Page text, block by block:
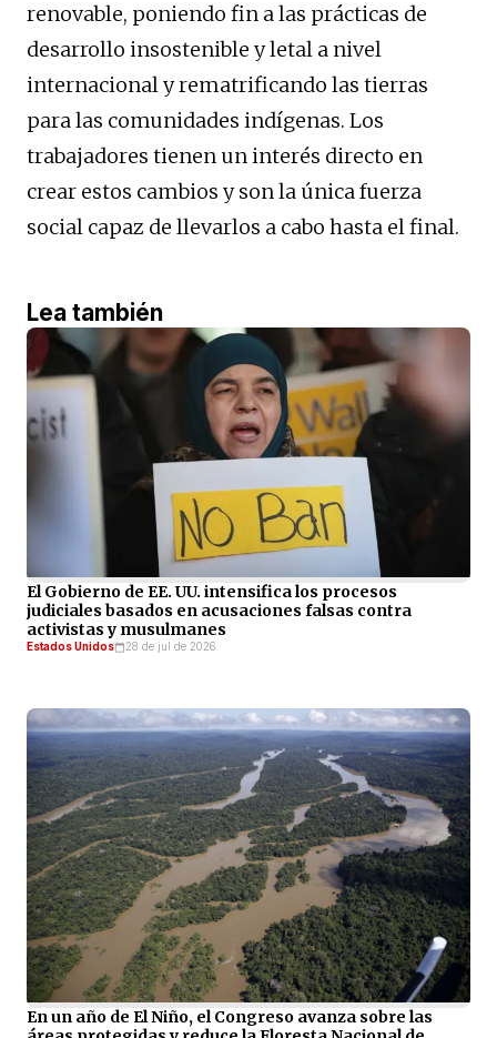
renovable, poniendo fin a las prácticas de
desarrollo insostenible y letal a nivel
internacional y rematrificando las tierras
para las comunidades indígenas. Los
trabajadores tienen un interés directo en
crear estos cambios y son la única fuerza
social capaz de llevarlos a cabo hasta el final.
Lea también
El Gobierno de EE. UU. intensifica los procesos
judiciales basados en acusaciones falsas contra
activistas y musulmanes
Estados Unidos 28 de jul de 2026
En un año de El Niño, el Congreso avanza sobre las